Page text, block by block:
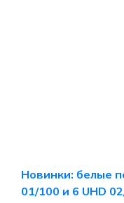
Новинки: белые
01/100 и 6 UHD